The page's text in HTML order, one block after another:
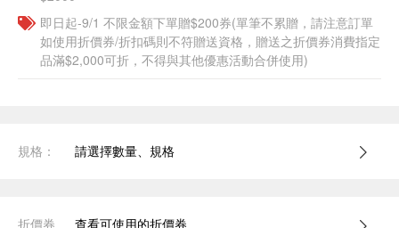
即日起-9/1 不限金額下單贈$200券(單筆不累贈，請注意訂單
如使用折價券/折扣碼則不符贈送資格，贈送之折價券消費指定
品滿$2,000可折，不得與其他優惠活動合併使用)
規格： 請選擇數量、規格
折價券 查看可使用的折價券